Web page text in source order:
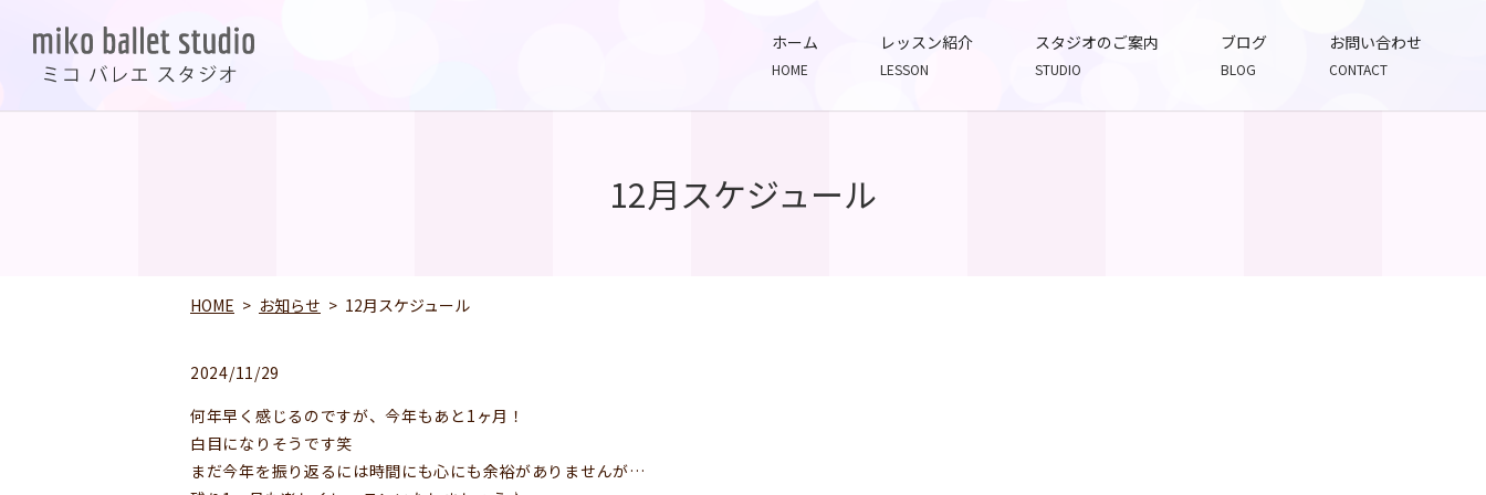
ホーム
HOME
レッスン紹介
LESSON
スタジオのご案内
STUDIO
ブログ
BLOG
お問い合わせ
CONTACT
12月スケジュール
HOME お知らせ 12月スケジュール
2024/11/29
何年早く感じるのですが、今年もあと1ヶ月！
白目になりそうです笑
まだ今年を振り返るには時間にも心にも余裕がありませんが…